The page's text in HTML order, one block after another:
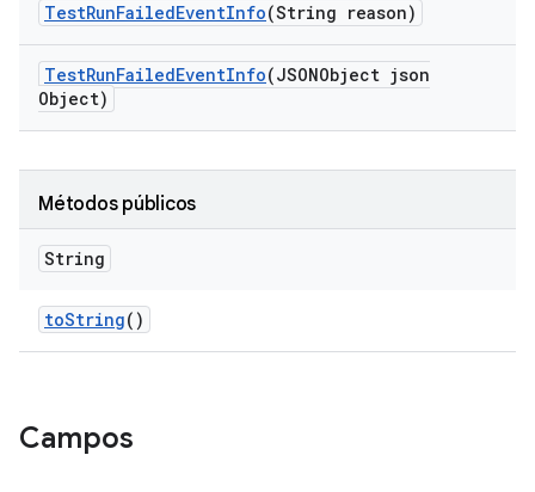
TestRunFailedEventInfo(String reason)
TestRunFailedEventInfo(JSONObject json
Object)
Métodos públicos
String
toString()
Campos